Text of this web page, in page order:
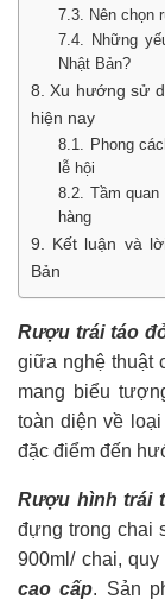
7.3. Nên chọn
7.4. Những
Nhật Bản?
8. Xu hướng sử
hiện nay
8.1. Phong
lễ hội
8.2. Tầm
hàng
9. Kết luận và
Bản
Rượu trái táo
giữa nghệ thuật
mang biểu
toàn diện về loại
đặc điểm đến
Rượu hình trái
đựng trong chai
900ml/ chai,
cao cấp. Sản